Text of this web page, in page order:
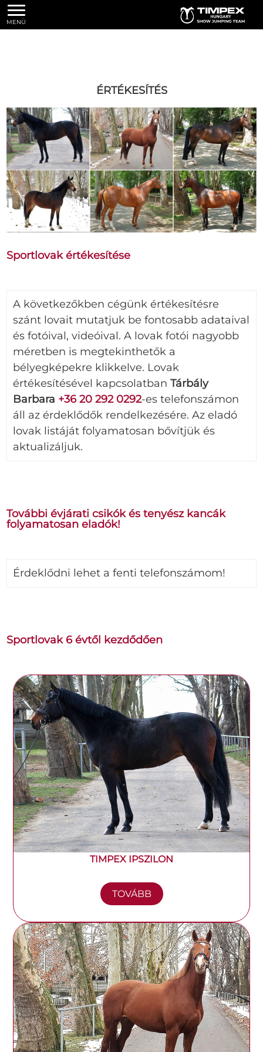
MENÜ
ÉRTÉKESÍTÉS
Sportlovak értékesítése
A következőkben cégünk értékesítésre
szánt lovait mutatjuk be fontosabb adataival
és fotóival, videóival. A lovak fotói nagyobb
méretben is megtekinthetők a
bélyegképekre klikkelve. Lovak
értékesítésével kapcsolatbanTárbály
Barbara +36 20 292 0292-es telefonszámon
áll az érdeklődők rendelkezésére. Az eladó
lovak listáját folyamatosan bővítjük és
aktualizáljuk.
További évjárati csikók és tenyész kancák
folyamatosan eladók!
Érdeklődni lehet a fenti telefonszámom!
Sportlovak 6 évtől kezdődően
TIMPEX IPSZILON
TOVÁBB